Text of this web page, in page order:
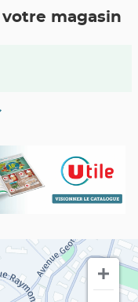
magasin